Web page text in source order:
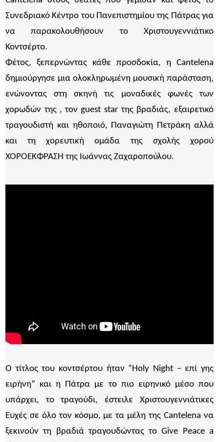
Συνεδριακό Κέντρο του Πανεπιστημίου της Πάτρας για
να παρακολουθήσουν το Χριστουγεννιάτικο
Κοντσέρτο.
Φέτος, ξεπερνώντας κάθε προσδοκία, η Cantelena
δημιούργησε μια ολοκληρωμένη μουσική παράσταση,
ενώνοντας στη σκηνή τις μοναδικές φωνές των
χορωδών της , τον guest star της βραδιάς, εξαιρετικό
τραγουδιστή και ηθοποιό, Παναγιώτη Πετράκη αλλά
και τη χορευτική ομάδα της σχολής χορού
ΧΟΡΟΕΚΦΡΑΣΗ της Ιωάννας Ζαχαροπούλου.
Ο τίτλος του κοντσέρτου ήταν “Holy Night – επί γης
ειρήνη” και η Πάτρα με το πιο ειρηνικό μέσο που
υπάρχει, το τραγούδι, έστειλε Χριστουγεννιάτικες
Ευχές σε όλο τον κόσμο, με τα μέλη της Cantelena να
ξεκινούν τη βραδιά τραγουδώντας το Give Peace a